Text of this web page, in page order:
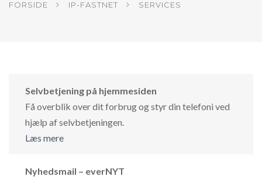
FORSIDE IP-FASTNET SERVICES
Selvbetjening på hjemmesiden
Få overblik over dit forbrug og styr din telefoni ved
hjælp af selvbetjeningen.
Læs mere
Nyhedsmail – everNYT